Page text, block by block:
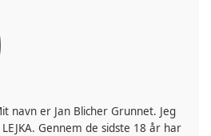
navn er Jan Blicher Grunnet. Jeg
Gennem de sidste 18 år har